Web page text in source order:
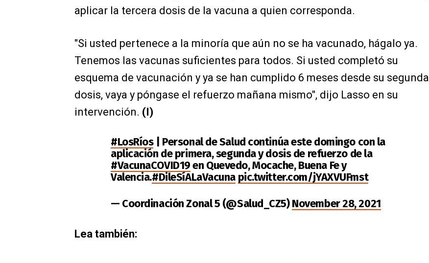
aplicar la tercera dosis de la vacuna a quien corresponda.
"Si usted pertenece a la minoría que aún no se ha vacunado, hágalo ya.
Tenemos las vacunas suficientes para todos. Si usted completó su
esquema de vacunación y ya se han cumplido 6 meses desde su segunda
dosis, vaya y póngase el refuerzo mañana mismo", dijo Lasso en su
intervención. (I)
#LosRíos| Personal de Salud continúa este domingo con la
aplicación de primera, segunda y dosis de refuerzo de la
#VacunaCOVID19en Quevedo, Mocache, Buena Fe y
Valencia.#DileSíALaVacuna pic.twitter.com/jYAXVUFmst
— Coordinación Zonal 5 (@Salud_CZ5)November 28, 2021
Lea también: